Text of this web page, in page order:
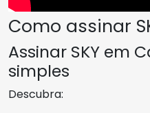
Como assinar
Assinar SKY em
simples
Descubra: